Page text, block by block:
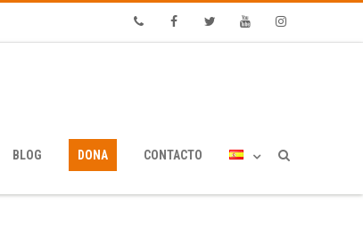
BLOG DONA CONTACTO